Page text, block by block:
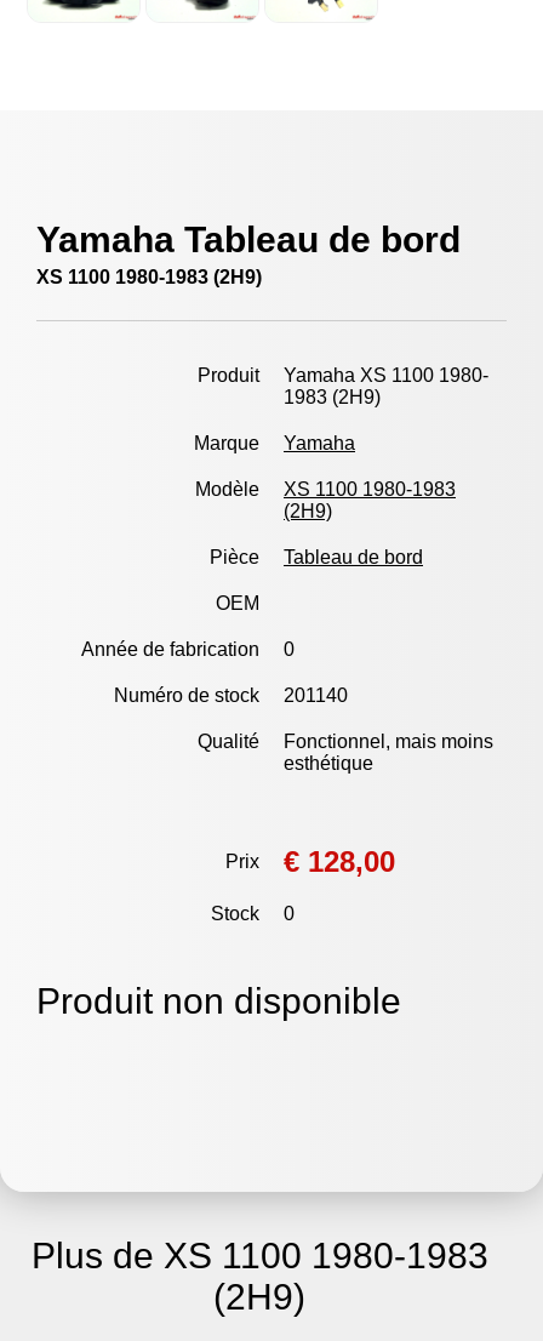
Yamaha Tableau de bord
XS 1100 1980-1983 (2H9)
Produit
Yamaha XS 1100 1980-
1983 (2H9)
Marque Yamaha
Modèle
XS 1100 1980-1983
(2H9)
Pièce Tableau de bord
OEM
Année de fabrication 0
Numéro de stock 201140
Qualité
Fonctionnel, mais moins
esthétique
Prix € 128,00
Stock 0
Produit non disponible
Plus de XS 1100 1980-1983
(2H9)